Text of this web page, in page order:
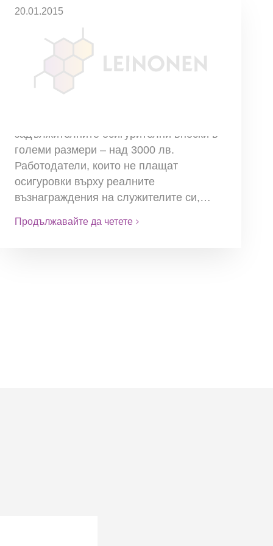
20.01.2015
Криминализира се
укриването на
задължителните
осигурителни вноски в
големи размери
задължителните осигурителни вноски в
големи размери – над 3000 лв.
Работодатели, които не плащат
осигуровки върху реалните
възнаграждения на служителите си,…
Продължавайте да четете